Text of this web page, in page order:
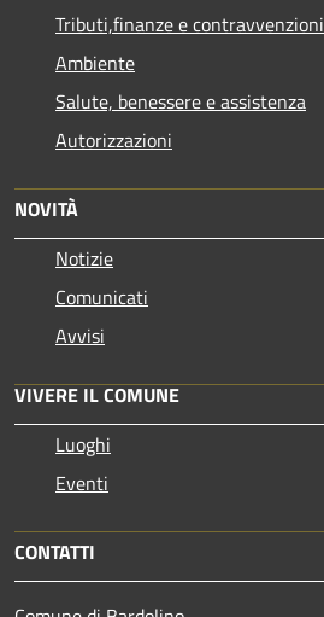
Tributi,finanze e contravvenzioni
Ambiente
Salute, benessere e assistenza
Autorizzazioni
NOVITÀ
Notizie
Comunicati
Avvisi
VIVERE IL COMUNE
Luoghi
Eventi
CONTATTI